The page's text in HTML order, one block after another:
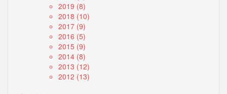
2019 (8)
2018 (10)
2017 (9)
2016 (5)
2015 (9)
2014 (8)
2013 (12)
2012 (13)